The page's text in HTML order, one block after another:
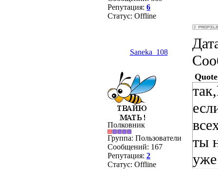
Репутация: 6
Статус: Offline
Saneka_108
Полковник
Группа: Пользователи
Сообщений: 167
Репутация: 2
Статус: Offline
Quote
ты
уже